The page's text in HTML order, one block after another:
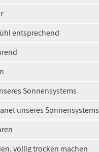
entsprechend
Sonnensystems
unseres Sonnensystems
völlig trocken machen